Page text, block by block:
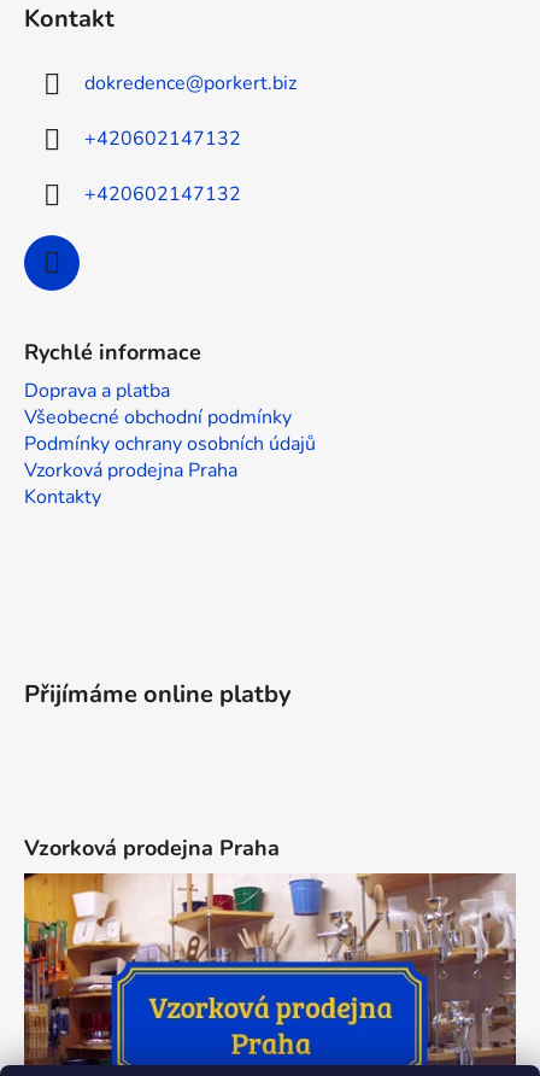
Kontakt
dokredence@porkert.biz
+420602147132
+420602147132
Rychlé informace
Doprava a platba
Všeobecné obchodní podmínky
Podmínky ochrany osobních údajů
Vzorková prodejna Praha
Kontakty
Přijímáme online platby
Vzorková prodejna Praha